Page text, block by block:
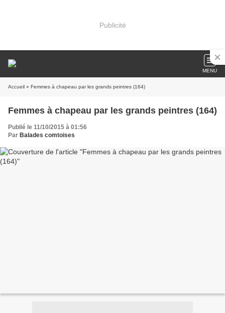
Publicité
MENU
Accueil » Femmes à chapeau par les grands peintres (164)
Femmes à chapeau par les grands peintres (164)
Publié le 11/10/2015 à 01:56
Par Balades comtoises